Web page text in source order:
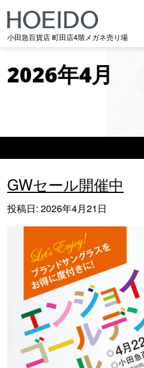
メインナビゲーション
小田急百貨店 町田店4階メガネ売り場
2026年4月
2026年4月
GWセール開催中
投稿日: 2026年4月21日